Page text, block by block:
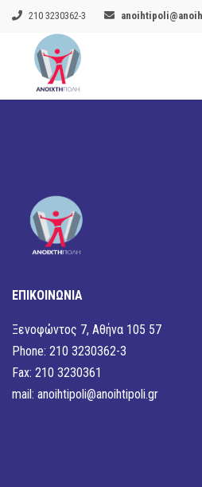
210 3230362-3
ΕΠΙΚΟΙΝΩΝΙΑ
Ξενοφώντος 7, Αθήνα 105 57
Phone: 210 3230362-3
Fax: 210 3230361
mail: anoihtipoli@anoihtipoli.gr